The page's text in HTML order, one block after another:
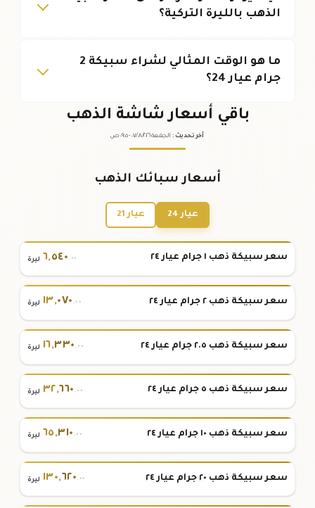
الذهب بالليرة التركية؟
ما هو الوقت المثالي لشراء سبيكة 2
جرام عيار 24؟
باقي أسعار شاشة الذهب
آخر تحديث : الجمعة ٠٧ /٠٨/٢٠٢٦ - ٠٩:٠٥ ص
أسعار سبائك الذهب
عيار 24 عيار 21
سعر سبيكة ذهب ١ جرام عيار ٢٤ ٦,٥٤٠.٠٠ ليرة
سعر سبيكة ذهب ٢ جرام عيار ٢٤ ١٣,٠٧٠ .٠٠ ليرة
سعر سبيكة ذهب ٢.٥ جرام عيار ٢٤ ١٦,٣٣٠ .٠٠ ليرة
سعر سبيكة ذهب ٥ جرام عيار ٢٤ ٣٢,٦٦٠ .٠٠ ليرة
سعر سبيكة ذهب ١٠ جرام عيار ٢٤ ٦٥,٣١٠ .٠٠ ليرة
سعر سبيكة ذهب ٢٠ جرام عيار ٢٤ ١٣٠,٦٢٠.٠٠ ليرة